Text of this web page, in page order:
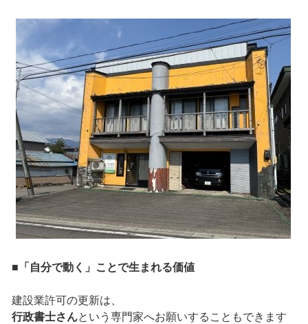
■「自分で動く」ことで生まれる価値
建設業許可の更新は、
行政書士さんという専門家へお願いすることもできます